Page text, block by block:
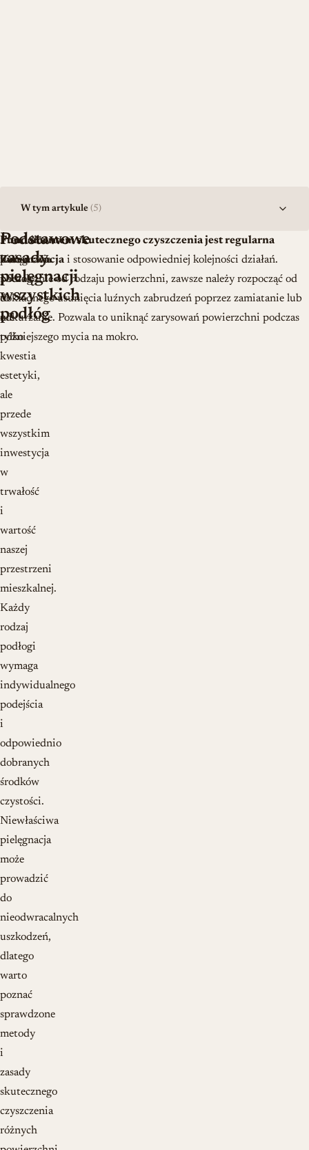
W tym artykule (5)
Prawidłowa
pielęgnacja
podłóg
to
nie
tylko
kwestia
estetyki,
ale
przede
wszystkim
inwestycja
w
trwałość
i
wartość
naszej
przestrzeni
mieszkalnej.
Każdy
rodzaj
podłogi
wymaga
indywidualnego
podejścia
i
odpowiednio
dobranych
środków
czystości.
Niewłaściwa
pielęgnacja
może
prowadzić
do
nieodwracalnych
uszkodzeń,
dlatego
warto
poznać
sprawdzone
metody
i
zasady
skutecznego
czyszczenia
różnych
Podstawowe
zasady
pielęgnacji
wszystkich
podłóg
Fundamentem skutecznego czyszczenia jest regularna
konserwacjai stosowanie odpowiedniej kolejności działań.
Niezależnie od rodzaju powierzchni, zawsze należy rozpocząć od
dokładnego usunięcia luźnych zabrudzeń poprzez zamiatanie lub
odkurzanie. Pozwala to uniknąć zarysowań powierzchni podczas
późniejszego mycia na mokro.